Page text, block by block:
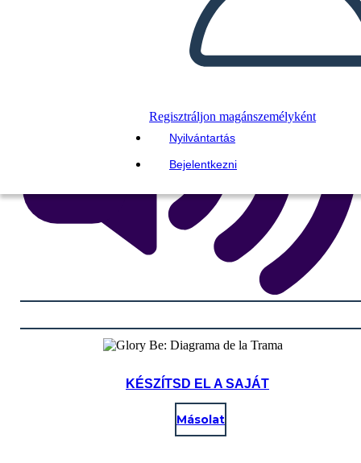
Regisztráljon magánszemélyként
Nyilvántartás
Bejelentkezni
KÉSZÍTSD EL A SAJÁT
Másolat